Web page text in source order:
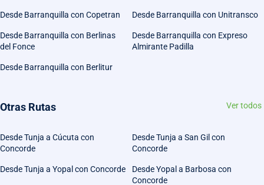
Desde Barranquilla con Copetran Desde Barranquilla con Unitransco
Desde Barranquilla con Berlinas
del Fonce
Desde Barranquilla con Expreso
Almirante Padilla
Desde Barranquilla con Berlitur
Otras Rutas Ver todos
Desde Tunja a Cúcuta con
Concorde
Desde Tunja a San Gil con
Concorde
Desde Tunja a Yopal con Concorde
Desde Yopal a Barbosa con
Concorde